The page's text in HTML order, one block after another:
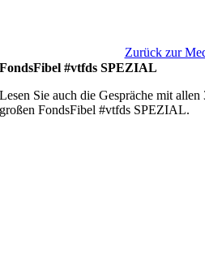
Zurück zur
FondsFibel #vtfds SPEZIAL
Lesen Sie auch die Gespräche mit
großen FondsFibel #vtfds SPEZIAL.